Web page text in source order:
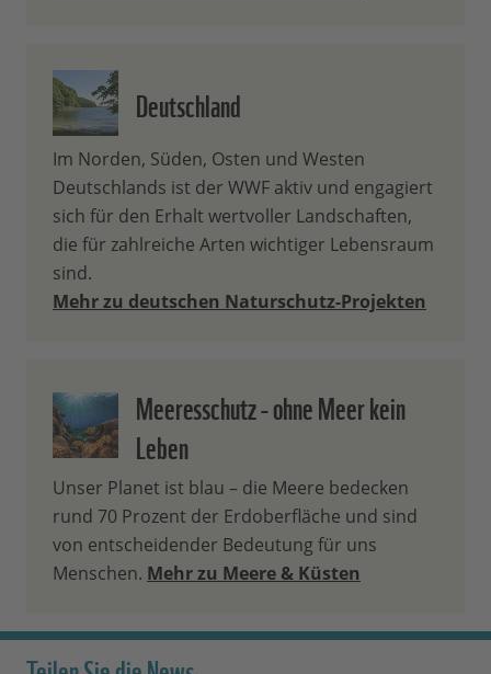
Deutschland
Im Norden, Süden, Osten und Westen
Deutschlands ist der WWF aktiv und engagiert
sich für den Erhalt wertvoller Landschaften,
die für zahlreiche Arten wichtiger Lebensraum
sind.
Mehr zu deutschen Naturschutz-Projekten
Meeresschutz - ohne Meer kein
Leben
Unser Planet ist blau – die Meere bedecken
rund 70 Prozent der Erdoberfläche und sind
von entscheidender Bedeutung für uns
Menschen. Mehr zu Meere & Küsten